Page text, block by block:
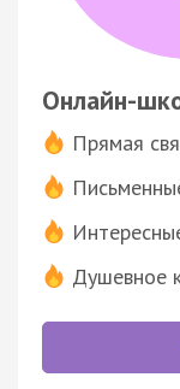
Онлайн-
Прямая
Душевное